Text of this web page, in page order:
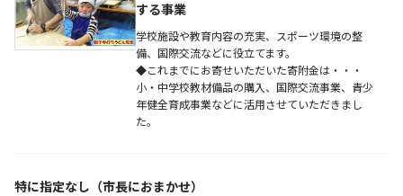
する事業
学校施設や教育内容の充実、スポーツ環境の整
備、国際交流などに役立てます。
◆これまでにお寄せいただいた寄附金は・・・
小・中学校教材備品の購入、国際交流事業、青少
年健全育成事業などに活用させていただきまし
た。
特に指定なし（市長におまかせ）